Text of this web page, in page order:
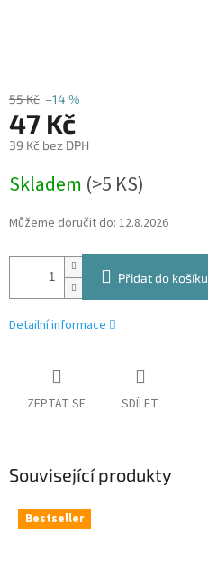
55 Kč –14 %
47 Kč
39 Kč bez DPH
cena:
Skladem (>5 KS)
Můžeme doručit do: 12.8.2026
Přidat do košíku
Detailní informace
ZEPTAT SE SDÍLET
Související produkty
Bestseller